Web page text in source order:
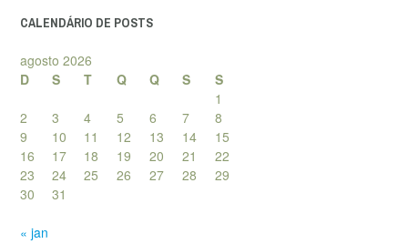
CALENDÁRIO DE POSTS
agosto 2026
D
S T Q Q S
S
1
2
3 4 5 6 7
8
9
10 11 12 13 14
15
16
17 18 19 20 21
22
23
24 25 26 27 28
29
30
31
« jan